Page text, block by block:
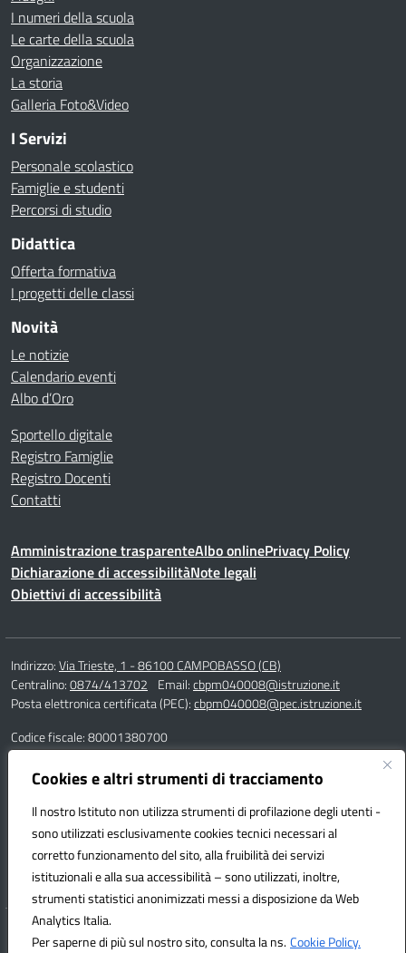
Cookies e altri strumenti di tracciamento
Il nostro Istituto non utilizza strumenti di profilazione degli utenti -
sono utilizzati esclusivamente cookies tecnici necessari al
corretto funzionamento del sito, alla fruibilità dei servizi
istituzionali e alla sua accessibilità – sono utilizzati, inoltre,
strumenti statistici anonimizzati messi a disposizione da Web
Analytics Italia.
Per saperne di più sul nostro sito, consulta la ns.Cookie Policy.
I numeri della scuola
Le carte della scuola
Organizzazione
La storia
Galleria Foto&Video
I Servizi
Personale scolastico
Famiglie e studenti
Percorsi di studio
Didattica
Offerta formativa
I progetti delle classi
Novità
Le notizie
Calendario eventi
Albo d’Oro
Sportello digitale
Registro Famiglie
Registro Docenti
Contatti
Amministrazione trasparenteAlbo onlinePrivacy Policy
Dichiarazione di accessibilitàNote legali
Obiettivi di accessibilità
Indirizzo:Via Trieste, 1 - 86100 CAMPOBASSO (CB)
Centralino:0874/413702 Email:cbpm040008@istruzione.it
Posta elettronica certificata (PEC):cbpm040008@pec.istruzione.it
Codice fiscale: 80001380700
Codice meccanografico:CBPM040008
Codice Indice delle Pubbliche Amministrazioni (IPA): istsc_cbpm040008
Responsabile della trasmissione e pubblicazione di documenti
informazioni e dati ex. Art. 10 d.lgs 33/2013 ss.mm.ii. – d.lgs 97/2016
dott.ssa Adelaide Villa
Hosting & Powered by 3D Solution S.r.l.